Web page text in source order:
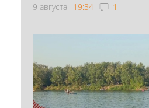
9 августа 19:34 1